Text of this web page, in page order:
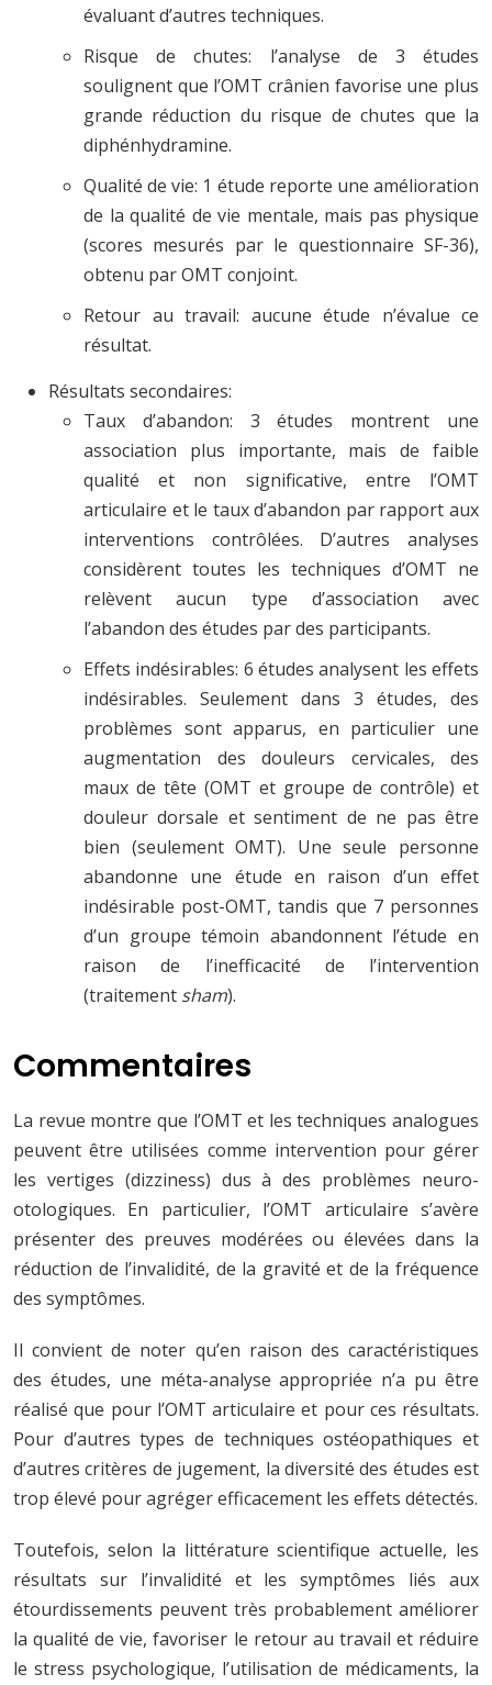
évaluant d’autres techniques.
Risque de chutes: l’analyse de 3 études
soulignent que l’OMT crânien favorise une plus
grande réduction du risque de chutes que la
diphénhydramine.
Qualité de vie: 1 étude reporte une amélioration
de la qualité de vie mentale, mais pas physique
(scores mesurés par le questionnaire SF-36),
obtenu par OMT conjoint.
Retour au travail: aucune étude n’évalue ce
résultat.
Résultats secondaires:
Taux d’abandon: 3 études montrent une
association plus importante, mais de faible
qualité et non significative, entre l’OMT
articulaire et le taux d’abandon par rapport aux
interventions contrôlées. D’autres analyses
considèrent toutes les techniques d’OMT ne
relèvent aucun type d’association avec
l’abandon des études par des participants.
Effets indésirables: 6 études analysent les effets
indésirables. Seulement dans 3 études, des
problèmes sont apparus, en particulier une
augmentation des douleurs cervicales, des
maux de tête (OMT et groupe de contrôle) et
douleur dorsale et sentiment de ne pas être
bien (seulement OMT). Une seule personne
abandonne une étude en raison d’un effet
indésirable post-OMT, tandis que 7 personnes
d’un groupe témoin abandonnent l’étude en
raison de l’inefficacité de l’intervention
(traitement sham).
Commentaires
La revue montre que l’OMT et les techniques analogues
peuvent être utilisées comme intervention pour gérer
les vertiges (dizziness) dus à des problèmes neuro-
otologiques. En particulier, l’OMT articulaire s’avère
présenter des preuves modérées ou élevées dans la
réduction de l’invalidité, de la gravité et de la fréquence
des symptômes.
Il convient de noter qu’en raison des caractéristiques
des études, une méta-analyse appropriée n’a pu être
réalisé que pour l’OMT articulaire et pour ces résultats.
Pour d’autres types de techniques ostéopathiques et
d’autres critères de jugement, la diversité des études est
trop élevé pour agréger efficacement les effets détectés.
Toutefois, selon la littérature scientifique actuelle, les
résultats sur l’invalidité et les symptômes liés aux
étourdissements peuvent très probablement améliorer
la qualité de vie, favoriser le retour au travail et réduire
le stress psychologique, l’utilisation de médicaments, la